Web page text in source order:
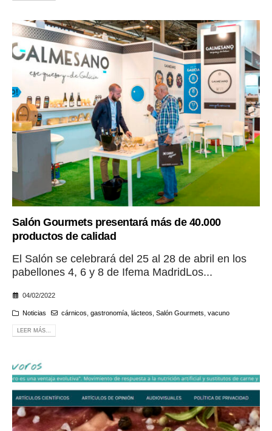
Salón Gourmets presentará más de 40.000
productos de calidad
El Salón se celebrará del 25 al 28 de abril en los
pabellones 4, 6 y 8 de Ifema MadridLos...
04/02/2022
Noticias cárnicos gastronomía, lácteos Salón Gourmets vacuno
LEER MÁS...